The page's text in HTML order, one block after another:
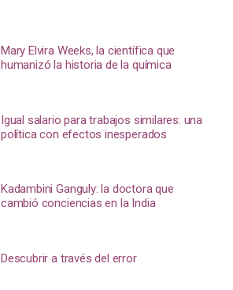
Mary Elvira Weeks, la científica que
humanizó la historia de la química
Igual salario para trabajos similares: una
política con efectos inesperados
Kadambini Ganguly: la doctora que
cambió conciencias en la India
Descubrir a través del error